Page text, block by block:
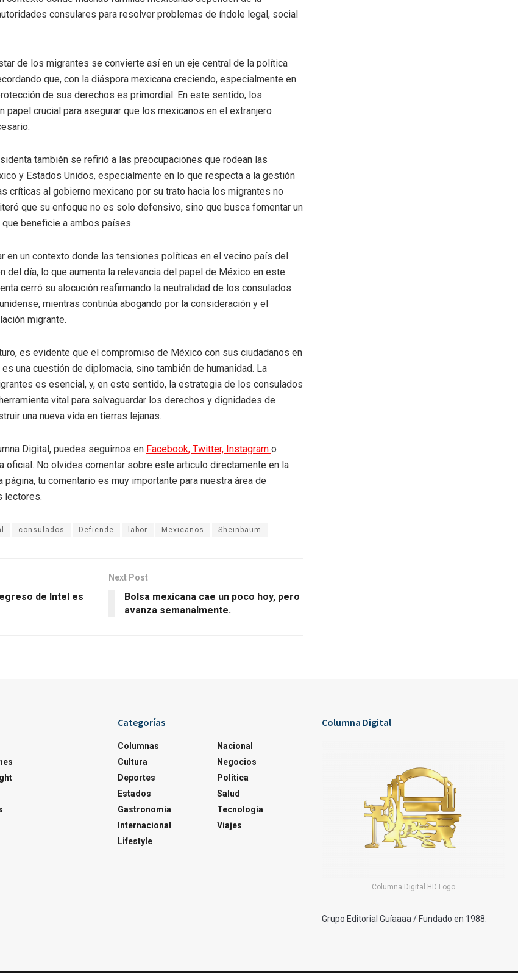
consulares para resolver problemas de índole legal, social
de los migrantes se convierte así en un eje central de la política
que, con la diáspora mexicana creciendo, especialmente en
de sus derechos es primordial. En este sentido, los
papel crucial para asegurar que los mexicanos en el extranjero
también se refirió a las preocupaciones que rodean las
y Estados Unidos, especialmente en lo que respecta a la gestión
críticas al gobierno mexicano por su trato hacia los migrantes no
que su enfoque no es solo defensivo, sino que busca fomentar un
beneficie a ambos países.
en un contexto donde las tensiones políticas en el vecino país del
del día, lo que aumenta la relevancia del papel de México en este
cerró su alocución reafirmando la neutralidad de los consulados
mientras continúa abogando por la consideración y el
migrante.
es evidente que el compromiso de México con sus ciudadanos en
una cuestión de diplomacia, sino también de humanidad. La
es esencial, y, en este sentido, la estrategia de los consulados
vital para salvaguardar los derechos y dignidades de
una nueva vida en tierras lejanas.
Digital, puedes seguirnos en Facebook, Twitter, Instagram o
oficial. No olvides comentar sobre este articulo directamente en la
tu comentario es muy importante para nuestra área de
lectores.
consulados Defiende labor Mexicanos Sheinbaum
de Intel es
Next Post
Bolsa mexicana cae un poco hoy, pero
avanza semanalmente.
Categorías
Columnas
Cultura
Deportes
Estados
Gastronomía
Internacional
Lifestyle
Nacional
Negocios
Política
Salud
Tecnología
Viajes
Columna Digital
Columna Digital HD Logo
Grupo Editorial Guíaaaa / Fundado en 1988.